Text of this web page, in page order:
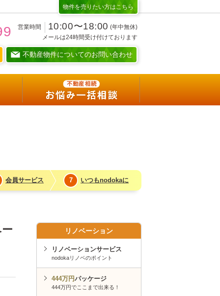
物件を売りたい方はこちら
営業時間 10:00〜18:00 (年中無休)
メールは24時間受け付けております
不動産物件についてのお問い合わせ
nodokaな考え
会員サービス 7 いつもnodokaに
リノベーション
リノベーションサービス
nodokaリノベのポイント
444万円パッケージ
444万円でここまで出来る！